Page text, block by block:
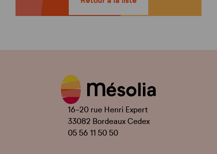
16-20 rue Henri Expert
33082 Bordeaux Cedex
05 56 11 50 50